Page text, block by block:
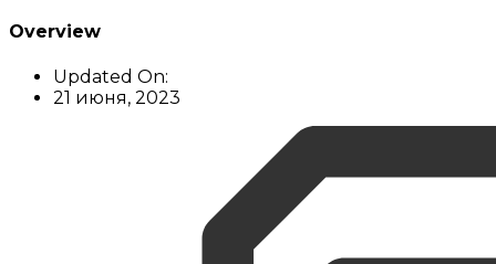
Overview
Updated On:
21 июня, 2023